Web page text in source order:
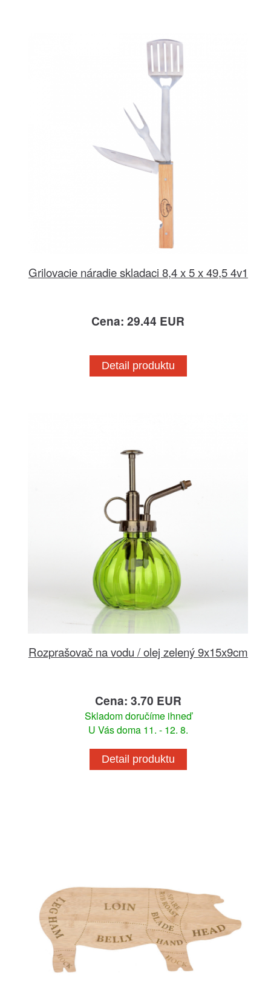
Grilovacie náradie skladaci 8,4 x 5 x 49,5 4v1
Cena: 29.44 EUR
Detail produktu
Rozprašovač na vodu / olej zelený 9x15x9cm
Cena: 3.70 EUR
Skladom doručíme ihneď
U Vás doma 11. - 12. 8.
Detail produktu